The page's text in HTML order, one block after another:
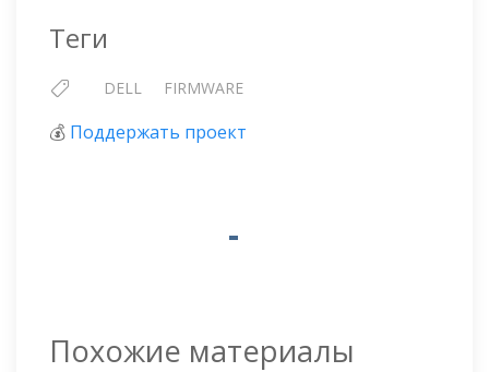
Теги
DELL FIRMWARE
💰 Поддержать проект
Похожие материалы